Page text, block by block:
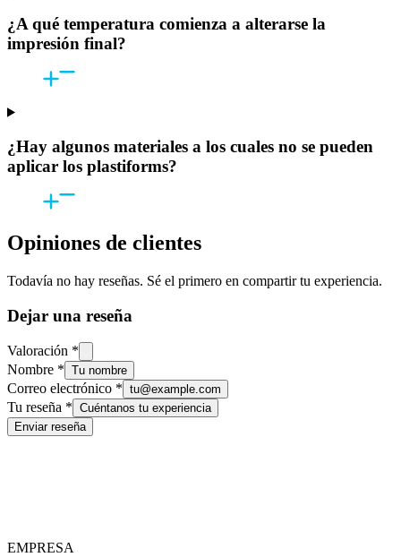
¿A qué temperatura comienza a alterarse la
impresión final?
¿Hay algunos materiales a los cuales no se pueden
aplicar los plastiforms?
Opiniones de clientes
Todavía no hay reseñas. Sé el primero en compartir tu experiencia.
Dejar una reseña
Valoración *
Nombre * Tu nombre
Correo electrónico * tu@example.com
Tu reseña * Cuéntanos tu experiencia
Enviar reseña
EMPRESA